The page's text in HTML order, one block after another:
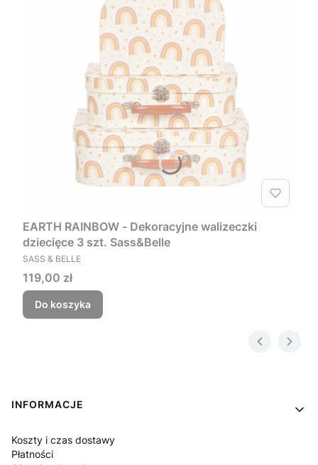
EARTH RAINBOW - Dekoracyjne walizeczki
dziecięce 3 szt. Sass&Belle
PRODUCENT
SASS & BELLE
Cena
119,00 zł
Do koszyka
Linki w stopce
INFORMACJE
Koszty i czas dostawy
Płatności